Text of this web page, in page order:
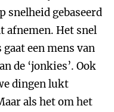
snelheid gebaseerd
afnemen. Het snel
een mens van
de ‘jonkies’. Ook
dingen lukt
als het om het